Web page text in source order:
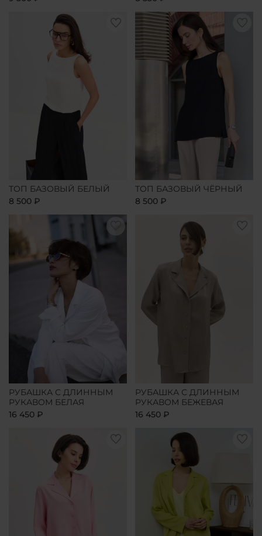
ТОП БАЗОВЫЙ БЕЛЫЙ
8 500 ₽
ТОП БАЗОВЫЙ ЧЁРНЫЙ
8 500 ₽
РУБАШКА С ДЛИННЫМ
РУКАВОМ БЕЛАЯ
16 450 ₽
РУБАШКА С ДЛИННЫМ
РУКАВОМ БЕЖЕВАЯ
16 450 ₽